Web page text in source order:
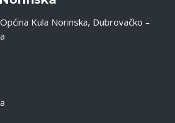
Kula Norinska, Dubrovačko –